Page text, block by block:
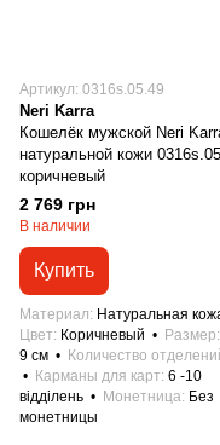
Артикул: 0316s.05.49
Neri Karra
Кошелёк мужской Neri
натуральной кожи
коричневый
2 769 грн
В наличии
Купить
Материал
Натуральная
Цвет
Коричневый Размер
9 см
Количество
Карманы для карт 6 -10
відділень
Монетница Без
монетницы